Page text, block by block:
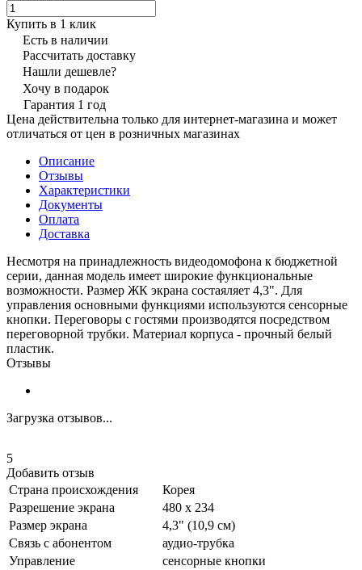
Купить в 1 клик
Есть в наличии
Рассчитать доставку
Нашли дешевле?
Хочу в подарок
Гарантия 1 год
Цена действительна только для интернет-магазина и может
отличаться от цен в розничных магазинах
Описание
Отзывы
Характеристики
Документы
Оплата
Доставка
Несмотря на принадлежность видеодомофона к бюджетной
серии, данная модель имеет широкие функциональные
возможности. Размер ЖК экрана состаяляет 4,3". Для
управления основными функциями используются сенсорные
кнопки. Переговоры с гостями производятся посредством
переговорной трубки. Материал корпуса - прочный белый
пластик.
Отзывы
Загрузка отзывов...
5
Добавить отзыв
Страна происхождения
Корея
Разрешение экрана
480 х 234
Размер экрана
4,3" (10,9 см)
Связь с абонентом
аудио-трубка
Управление
сенсорные кнопки